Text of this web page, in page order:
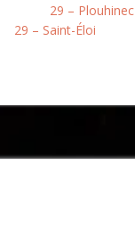
29 – Plouhinec
29 – Saint-Éloi